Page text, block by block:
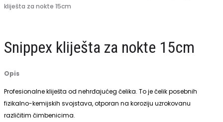
za
14cm
kliješta za nokte 15cm
Snippex kliješta za nokte 15cm
Opis
Profesionalne kliješta od nehrđajućeg čelika. To je čelik posebnih
fizikalno-kemijskih svojstava, otporan na koroziju uzrokovanu
različitim čimbenicima.